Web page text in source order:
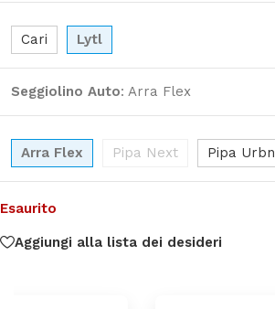
Cari Lytl
Seggiolino Auto: Arra Flex
Arra Flex Pipa Next Pipa Urbn
Esaurito
Aggiungi alla lista dei desideri